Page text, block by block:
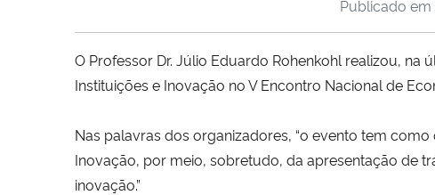
Publicado em
O Professor Dr. Júlio Eduardo Rohenkohl realizou,
Instituições e Inovação no V Encontro Nacional de
Nas palavras dos organizadores, “o evento tem
Inovação, por meio, sobretudo, da apresentação de
inovação.”